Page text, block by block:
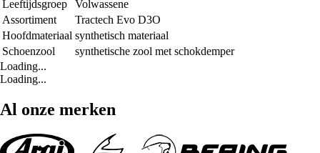
Leeftijdsgroep
Volwassene
Assortiment
Tractech Evo D3O
Hoofdmateriaal synthetisch materiaal
Schoenzool
synthetische zool met schokdemper
Loading...
Loading...
Al onze merken